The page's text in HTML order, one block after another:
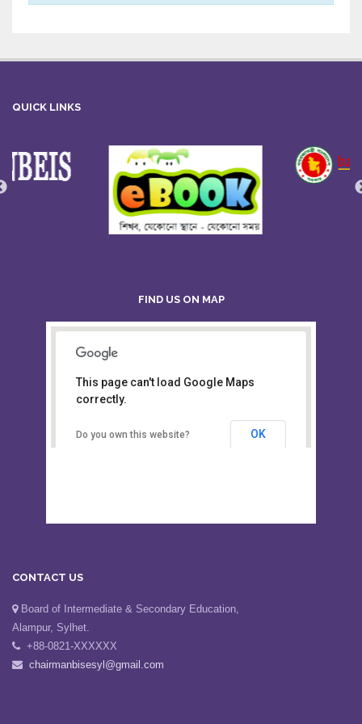
QUICK LINKS
FIND US ON MAP
Board of Intermediate &
Secondary Education, Alampur,
This page can't load Google Maps
correctly.
Do you own this website? OK
CONTACT US
Board of Intermediate & Secondary Education,
Alampur, Sylhet.
+88-0821-XXXXXX
chairmanbisesyl@gmail.com